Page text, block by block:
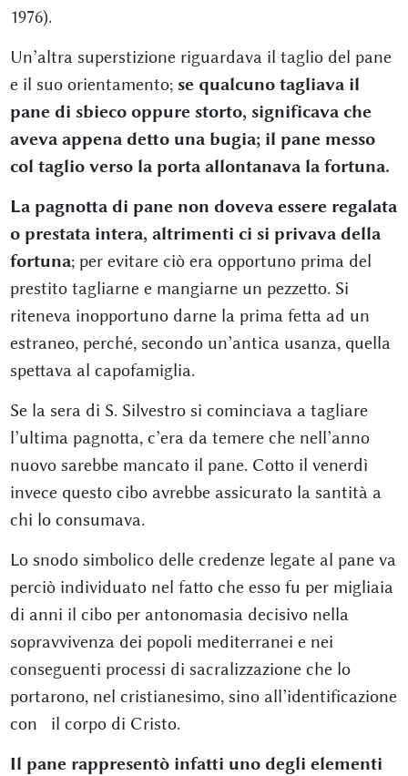
1976).
Un’altra superstizione riguardava il taglio del pane
e il suo orientamento; se qualcuno tagliava il
pane di sbieco oppure storto, significava che
aveva appena detto una bugia; il pane messo
col taglio verso la porta allontanava la fortuna.
La pagnotta di pane non doveva essere regalata
o prestata intera, altrimenti ci si privava della
fortuna; per evitare ciò era opportuno prima del
prestito tagliarne e mangiarne un pezzetto. Si
riteneva inopportuno darne la prima fetta ad un
estraneo, perché, secondo un’antica usanza, quella
spettava al capofamiglia.
Se la sera di S. Silvestro si cominciava a tagliare
l’ultima pagnotta, c’era da temere che nell’anno
nuovo sarebbe mancato il pane. Cotto il venerdì
invece questo cibo avrebbe assicurato la santità a
chi lo consumava.
Lo snodo simbolico delle credenze legate al pane va
perciò individuato nel fatto che esso fu per migliaia
di anni il cibo per antonomasia decisivo nella
sopravvivenza dei popoli mediterranei e nei
conseguenti processi di sacralizzazione che lo
portarono, nel cristianesimo, sino all’identificazione
con il corpo di Cristo.
Il pane rappresentò infatti uno degli elementi